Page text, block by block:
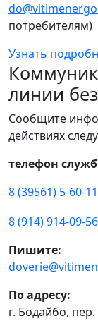
потребителям)
Узнать
линии
Сообщите
действиях
телефон
8 (39561) 5-60-11
8 (914) 914-09-56
Пишите:
По адресу:
г. Бодайбо,